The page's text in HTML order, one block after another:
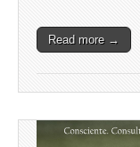
Read more →